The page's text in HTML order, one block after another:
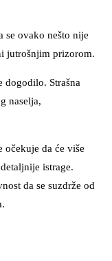
se ovako nešto nije
jutrošnjim prizorom.
dogodilo. Strašna
naselja,
očekuje da će više
istrage.
da se suzdrže od